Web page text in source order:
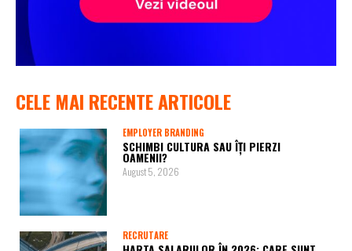
CELE MAI RECENTE ARTICOLE
EMPLOYER BRANDING
SCHIMBI CULTURA SAU ÎȚI PIERZI
OAMENII?
August 5, 2026
RECRUTARE